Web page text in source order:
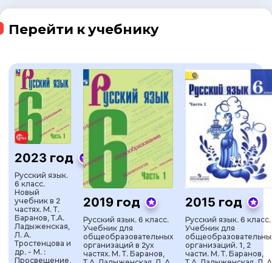
Перейти к учебнику
2023 год
Русский язык.
6 класс.
Новый
учебник в 2
частях. М. Т.
Баранов, Т.А.
Ладыженская,
Л. А.
Тростенцова и
др. - М. :
Просвещение,
2019 год
Русский язык. 6 класс.
Учебник для
общеобразовательных
организаций в 2ух
частях. М. Т. Баранов,
2015 год
Русский язык. 6 класс.
Учебник для
организаций. 1, 2
части. М. Т. Баранов,